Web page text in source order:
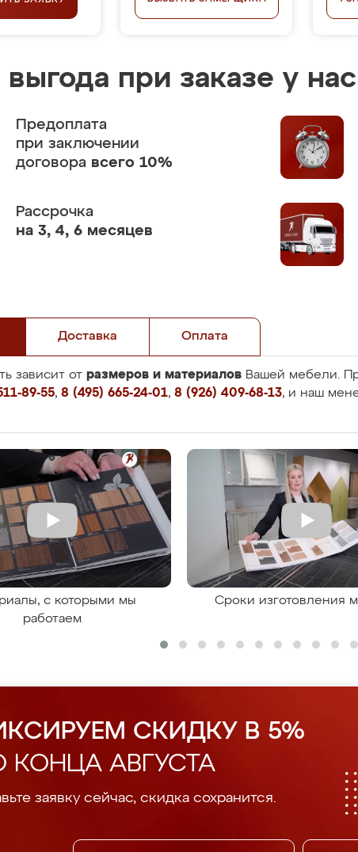
выгода при заказе у нас
Предоплата
при заключении
договора всего 10%
Рассрочка
на 3, 4, 6 месяцев
Доставка Оплата
зависит от размеров и материалов Вашей мебели.
89-55, 8 (495) 665-24-01, 8 (926) 409-68-13, и наш
с которыми мы
работаем
Сроки изготовления
СКИДКУ В 5%
КОНЦА АВГУСТА
заявку сейчас, скидка сохранится.